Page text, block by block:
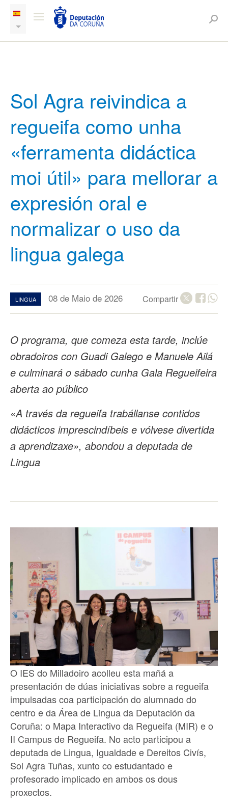
Sol Agra reivindica a
regueifa como unha
«ferramenta didáctica
moi útil» para mellorar a
expresión oral e
normalizar o uso da
lingua galega
LINGUA 08 de Maio de 2026 Compartir
O programa, que comeza esta tarde, inclúe
obradoiros con Guadi Galego e Manuele Ailá
e culminará o sábado cunha Gala Regueifeira
aberta ao público
«A través da regueifa trabállanse contidos
didácticos imprescindíbeis e vólvese divertida
a aprendizaxe», abondou a deputada de
Lingua
O IES do Milladoiro acolleu esta mañá a
presentación de dúas iniciativas sobre a regueifa
impulsadas coa participación do alumnado do
centro e da Área de Lingua da Deputación da
Coruña: o Mapa Interactivo da Regueifa (MIR) e o
II Campus de Regueifa. No acto participou a
deputada de Lingua, Igualdade e Dereitos Civís,
Sol Agra Tuñas, xunto co estudantado e
profesorado implicado en ambos os dous
proxectos.